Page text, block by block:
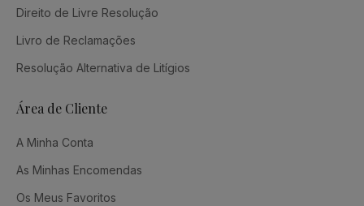
Direito de Livre Resolução
Livro de Reclamações
Resolução Alternativa de Litígios
Área de Cliente
A Minha Conta
As Minhas Encomendas
Os Meus Favoritos